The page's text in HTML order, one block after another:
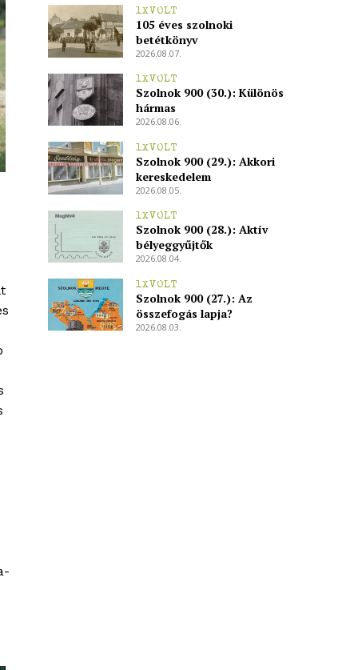
1XVOLT
105 éves szolnoki
betétkönyv
2026.08.07.
1XVOLT
Szolnok 900 (30.): Különös
hármas
2026.08.06.
1XVOLT
Szolnok 900 (29.): Akkori
kereskedelem
2026.08.05.
1XVOLT
Szolnok 900 (28.): Aktív
bélyeggyűjtők
2026.08.04.
1XVOLT
Szolnok 900 (27.): Az
összefogás lapja?
2026.08.03.